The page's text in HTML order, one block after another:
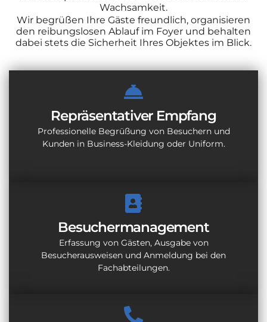
Wachsamkeit.
Wir begrüßen Ihre Gäste freundlich, organisieren
den reibungslosen Ablauf im Foyer und behalten
dabei stets die Sicherheit Ihres Objektes im Blick.
Repräsentativer Empfang
Professionelle Begrüßung von Besuchern und
Kunden in Business-Kleidung oder Uniform.
Besuchermanagement
Erfassung von Gästen, Ausgabe von
Besucherausweisen und Anmeldung bei den
Fachabteilungen.